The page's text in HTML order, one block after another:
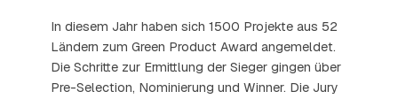
In diesem Jahr haben sich 1500 Projekte aus 52
Ländern zum Green Product Award angemeldet.
Die Schritte zur Ermittlung der Sieger gingen über
Pre-Selection, Nominierung und Winner. Die Jury